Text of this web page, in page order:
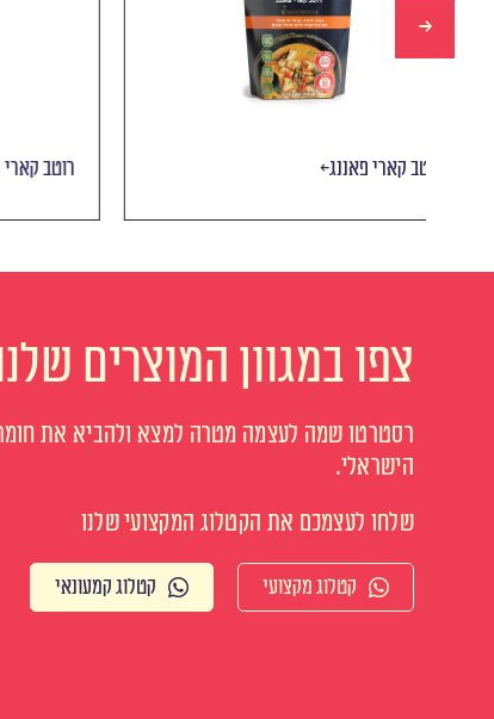
רוטב קארי פאננג
צפו במגוון המוצרים
רסטרטו שמה לעצמה מטרה למצא ולהביא את
הישראלי.
שלחו לעצמכם את הקטלוג המקצועי שלנו
קטלוג מקצועי קטלוג קמעונאי